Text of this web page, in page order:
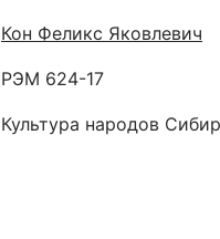
Кон Феликс Яковлевич
РЭМ 624-17
Культура народов